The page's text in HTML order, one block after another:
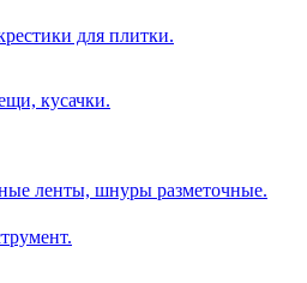
для плитки.
кусачки.
ленты, шнуры разметочные.